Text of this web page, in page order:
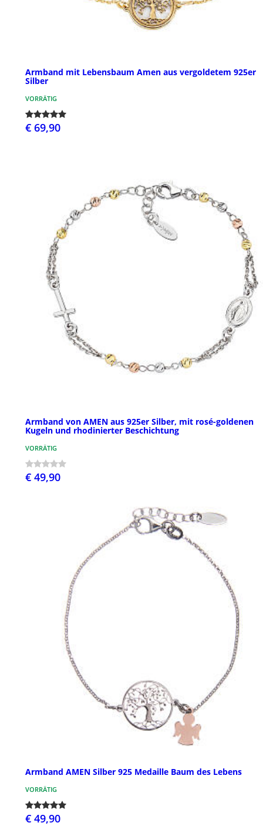
Armband mit Lebensbaum Amen aus vergoldetem 925er
Silber
VORRÄTIG
€ 69,90
Armband von AMEN aus 925er Silber, mit rosé-goldenen
Kugeln und rhodinierter Beschichtung
VORRÄTIG
€ 49,90
Armband AMEN Silber 925 Medaille Baum des Lebens
VORRÄTIG
€ 49,90